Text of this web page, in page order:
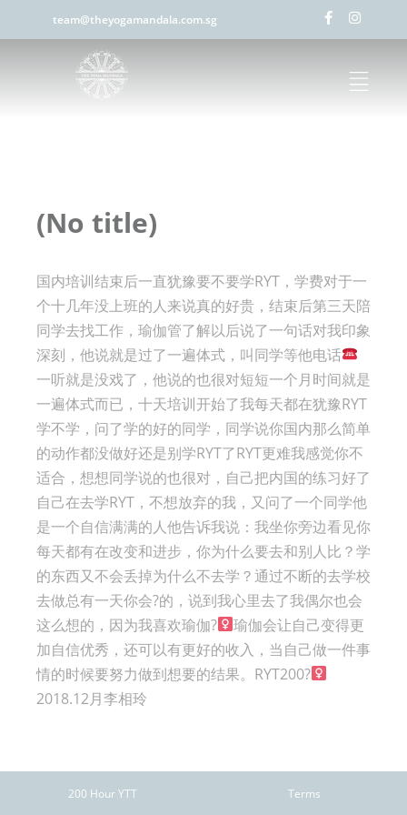
team@theyogamandala.com.sg
(No title)
国内培训结束后一直犹豫要不要学RYT，学费对于一
个十几年没上班的人来说真的好贵，结束后第三天陪
同学去找工作，瑜伽管了解以后说了一句话对我印象
深刻，他说就是过了一遍体式，叫同学等他电话
一听就是没戏了，他说的也很对短短一个月时间就是
一遍体式而已，十天培训开始了我每天都在犹豫RYT
学不学，问了学的好的同学，同学说你国内那么简单
的动作都没做好还是别学RYT了RYT更难我感觉你不
适合，想想同学说的也很对，自己把内国的练习好了
自己在去学RYT，不想放弃的我，又问了一个同学他
是一个自信满满的人他告诉我说：我坐你旁边看见你
每天都有在改变和进步，你为什么要去和别人比？学
的东西又不会丢掉为什么不去学？通过不断的去学校
去做总有一天你会?的，说到我心里去了我偶尔也会
这么想的，因为我喜欢瑜伽?
瑜伽会让自己变得更
加自信优秀，还可以有更好的收入，当自己做一件事
情的时候要努力做到想要的结果。RYT200?‍
2018.12月李相玲
200 Hour YTT
Terms